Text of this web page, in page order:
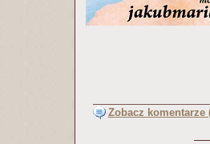
Zobacz komentarze